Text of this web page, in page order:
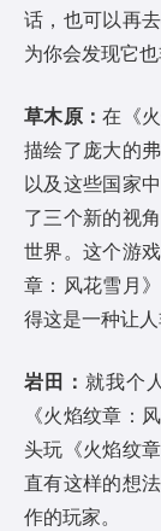
话，也可以再
为你会发现它也
草木原：在《
描绘了庞大的
以及这些国家
了三个新的视
世界。这个游
章：风花雪月
得这是一种让人
岩田： 就我个
《火焰纹章：
头玩《火焰纹
直有这样的想
作的玩家。